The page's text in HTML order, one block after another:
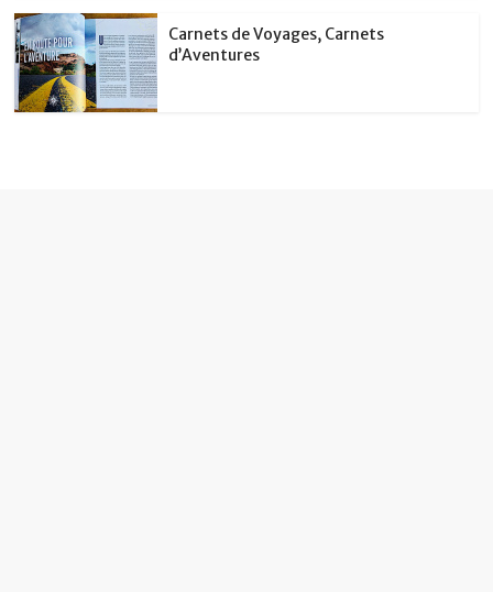
Carnets de Voyages, Carnets
d’Aventures